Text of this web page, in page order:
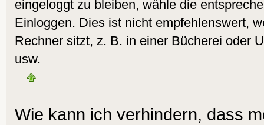
eingeloggt zu bleiben, wähle die
Einloggen. Dies ist nicht empfehlenswert,
Rechner sitzt, z. B. in einer Bücherei oder
usw.
Wie kann ich verhindern, dass